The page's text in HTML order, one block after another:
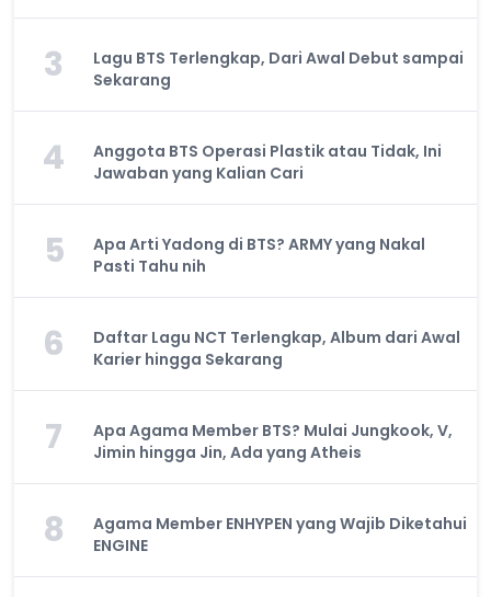
3
Lagu BTS Terlengkap, Dari Awal Debut sampai
Sekarang
4
Anggota BTS Operasi Plastik atau Tidak, Ini
Jawaban yang Kalian Cari
5
Apa Arti Yadong di BTS? ARMY yang Nakal
Pasti Tahu nih
6
Daftar Lagu NCT Terlengkap, Album dari Awal
Karier hingga Sekarang
7
Apa Agama Member BTS? Mulai Jungkook, V,
Jimin hingga Jin, Ada yang Atheis
8
Agama Member ENHYPEN yang Wajib Diketahui
ENGINE